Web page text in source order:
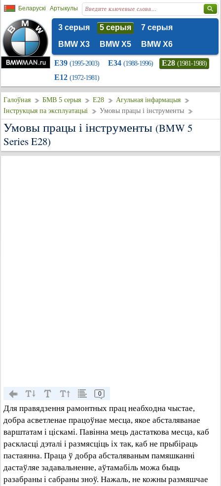
Беларускі Артыкулы
3 серыя 5 серыя
7 серыя
BMW X3
BMW X5 BMW X6
E39 (1995-2003) E34 (1988-1996) E28 (1981-1988)
E12 (1972-1981)
Галоўная БМВ 5 серыя E28
Агульная інфармацыя
Інструкцыя па эксплуатацыі
Умовы працы і інструменты
Умовы працы і інструменты (BMW 5
Series E28)
0
Для правядзення рамонтных прац неабходна чыстае,
добра асветленае працоўнае месца, якое абсталяванае
варштатам і ціскамі. Павінна мець дастаткова месца, каб
раскласці дэталі і размясціць іх так, каб не прыбіраць
пастаянна. Праца ў добра абсталяваным памяшканні
дастаўляе задавальненне, аўтамабіль можа быць
разабраны і сабраны зноў. Нажаль, не кожны размяшчае